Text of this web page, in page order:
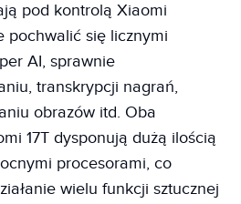
pod kontrolą Xiaomi
pochwalić się licznymi
AI, sprawnie
transkrypcji nagrań,
obrazów itd. Oba
17T dysponują dużą ilością
procesorami, co
wielu funkcji sztucznej